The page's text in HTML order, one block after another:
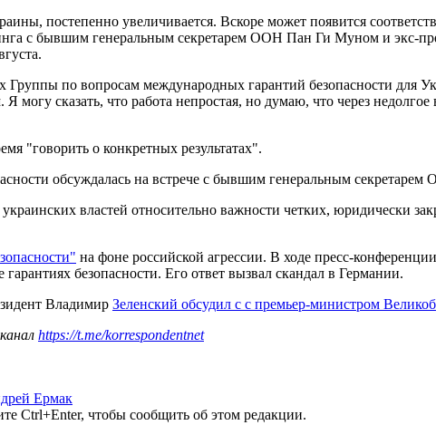
постепенно увеличивается. Вскоре может появится
с бывшим генеральным секретарем ООН Пан Ги Муном и экс-
по вопросам международных гарантий безопасности для
могу сказать, что работа непростая, но думаю, что через
"говорить о конкретных результатах".
обсуждалась на встрече с бывшим генеральным
властей относительно важности четких, юридически
на фоне российской агрессии. В ходе пресс-
безопасности. Его ответ вызвал скандал в Германии.
Владимир Зеленский обсудил с с премьер-министром
https://t.me/korrespondentnet
Ермак
Ctrl+Enter, чтобы сообщить об этом редакции.